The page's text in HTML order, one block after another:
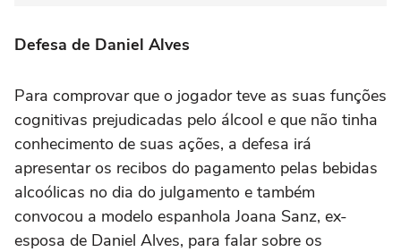
Defesa de Daniel Alves
Para comprovar que o jogador teve as suas funções
cognitivas prejudicadas pelo álcool e que não tinha
conhecimento de suas ações, a defesa irá
apresentar os recibos do pagamento pelas bebidas
alcoólicas no dia do julgamento e também
convocou a modelo espanhola Joana Sanz, ex-
esposa de Daniel Alves, para falar sobre os